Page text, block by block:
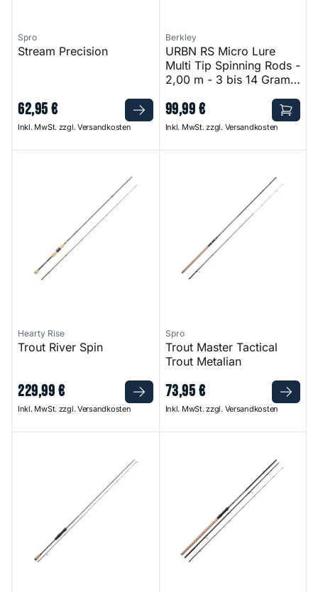
Spro
Stream Precision
62,95€
Inkl. MwSt. zzgl. Versandkosten
Berkley
URBN RS Micro Lure
Multi Tip Spinning Rods -
2,00 m - 3 bis 14 Gramm
Gramm
99,99€
Inkl. MwSt. zzgl. Versandkosten
Hearty Rise
Trout River Spin
229,99€
Inkl. MwSt. zzgl. Versandkosten
Spro
Trout Master Tactical
Trout Metalian
73,95€
Inkl. MwSt. zzgl. Versandkosten